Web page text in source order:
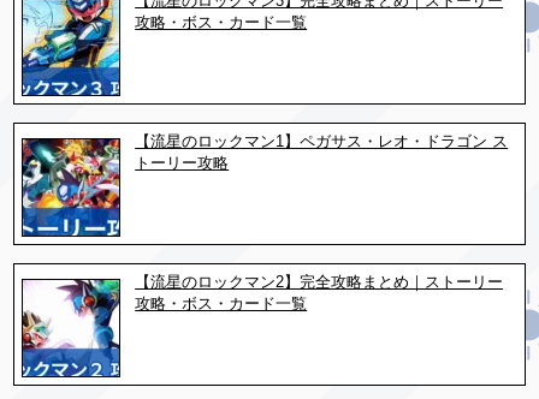
攻略・ボス・カード一覧
【流星のロックマン1】ペガサス・レオ・ドラゴン ス
トーリー攻略
【流星のロックマン2】完全攻略まとめ｜ストーリー
攻略・ボス・カード一覧